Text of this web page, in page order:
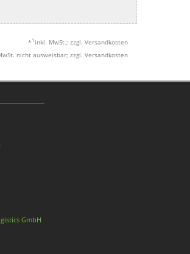
* 1 inkl. MwSt.; zzgl. Versandkosten
nicht ausweisbar; zzgl. Versandkosten
GmbH